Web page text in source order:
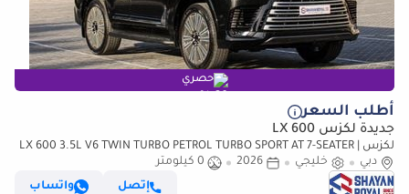
حصري
أطلب السعر
جديدة لكزس LX 600
لكزس LX 600 3.5L V6 TWIN TURBO PETROL TURBO SPORT AT 7-SEATER |
25-MARK LEVINSON 2026MY
دبي خليجي 2026
0 كيلومتر
إتصل
واتساب